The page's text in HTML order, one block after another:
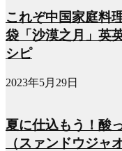
これぞ中国家庭料
袋「沙漠之月」英
シピ
2023年5月29日
夏に仕込もう！酸
（スァンドウジャ